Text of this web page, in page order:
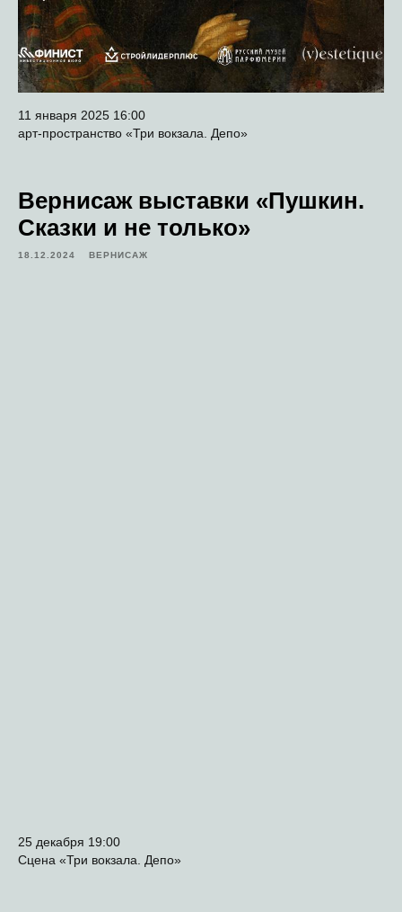
11 января 2025 16:00
арт-пространство «Три вокзала. Депо»
Вернисаж выставки «Пушкин.
Сказки и не только»
18.12.2024 ВЕРНИСАЖ
25 декабря 19:00
Сцена «Три вокзала. Депо»